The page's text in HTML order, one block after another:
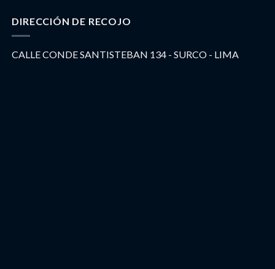
DIRECCIÓN DE RECOJO
CALLE CONDE SANTISTEBAN 134 - SURCO - LIMA